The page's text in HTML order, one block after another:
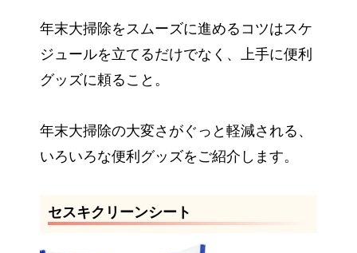
年末大掃除をスムーズに進めるコツはスケ
ジュールを立てるだけでなく、上手に便利
グッズに頼ること。
年末大掃除の大変さがぐっと軽減される、
いろいろな便利グッズをご紹介します。
セスキクリーンシート